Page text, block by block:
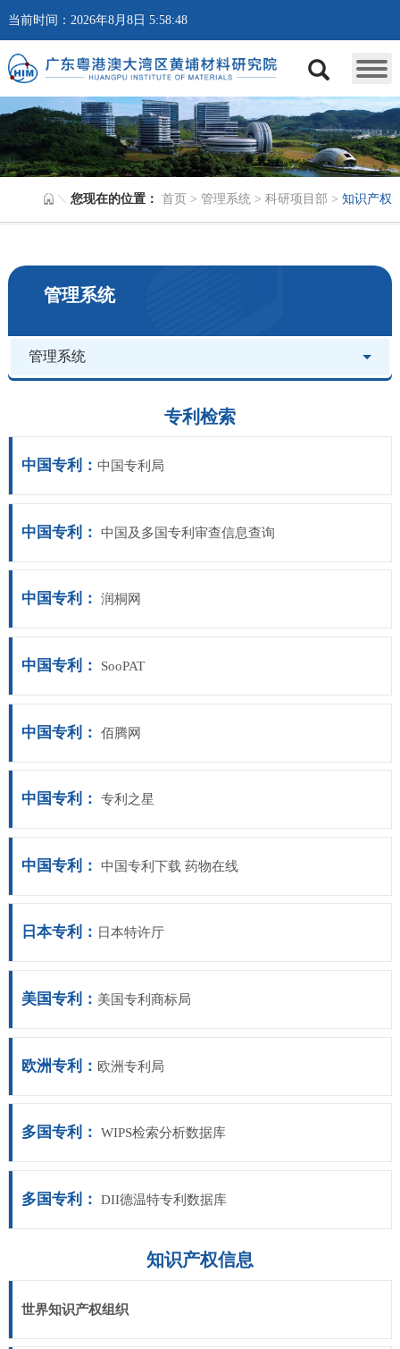
当前时间：2026年8月8日 5:58:48
您现在的位置： 首页 >管理系统 >科研项目部 >知识产权
管理系统
管理系统
专利检索
中国专利： 中国专利局
中国专利： 中国及多国专利审查信息查询
中国专利： 润桐网
中国专利： SooPAT
中国专利： 佰腾网
中国专利： 专利之星
中国专利： 中国专利下载 药物在线
日本专利： 日本特许厅
美国专利： 美国专利商标局
欧洲专利： 欧洲专利局
多国专利： WIPS检索分析数据库
多国专利： DII德温特专利数据库
知识产权信息
世界知识产权组织